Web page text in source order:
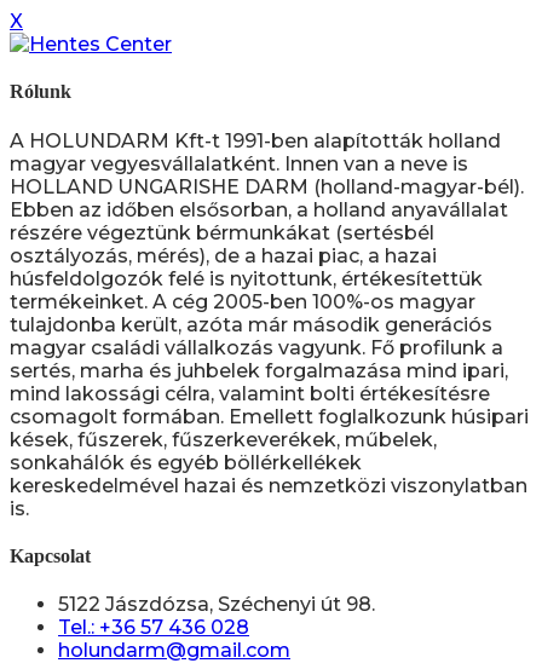
X
Rólunk
A HOLUNDARM Kft-t 1991-ben alapították holland
magyar vegyesvállalatként. Innen van a neve is
HOLLAND UNGARISHE DARM (holland-magyar-bél).
Ebben az időben elsősorban, a holland anyavállalat
részére végeztünk bérmunkákat (sertésbél
osztályozás, mérés), de a hazai piac, a hazai
húsfeldolgozók felé is nyitottunk, értékesítettük
termékeinket. A cég 2005-ben 100%-os magyar
tulajdonba került, azóta már második generációs
magyar családi vállalkozás vagyunk. Fő profilunk a
sertés, marha és juhbelek forgalmazása mind ipari,
mind lakossági célra, valamint bolti értékesítésre
csomagolt formában. Emellett foglalkozunk húsipari
kések, fűszerek, fűszerkeverékek, műbelek,
sonkahálók és egyéb böllérkellékek
kereskedelmével hazai és nemzetközi viszonylatban
is.
Kapcsolat
5122 Jászdózsa, Széchenyi út 98.
Tel.: +36 57 436 028
holundarm@gmail.com